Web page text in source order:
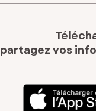
partagez vos